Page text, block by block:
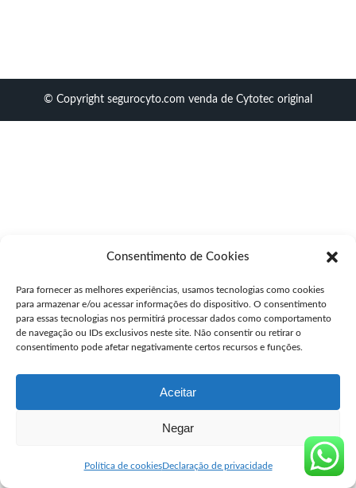
Consentimento de Cookies
Para fornecer as melhores experiências, usamos tecnologias como cookies
para armazenar e/ou acessar informações do dispositivo. O consentimento
para essas tecnologias nos permitirá processar dados como comportamento
de navegação ou IDs exclusivos neste site. Não consentir ou retirar o
consentimento pode afetar negativamente certos recursos e funções.
Aceitar
Negar
Política de cookiesDeclaração de privacidade
© Copyright segurocyto.com venda de Cytotec original